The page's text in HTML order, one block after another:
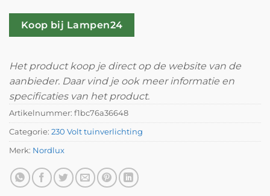
Koop bij Lampen24
Het product koop je direct op de website van de
aanbieder. Daar vind je ook meer informatie en
specificaties van het product.
Artikelnummer: f1bc76a36648
Categorie: 230 Volt tuinverlichting
Merk: Nordlux